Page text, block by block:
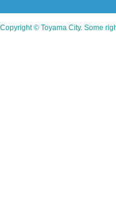
Copyright © Toyama City. Some